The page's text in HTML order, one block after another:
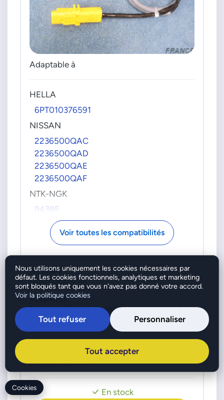
Adaptable à
HELLA
6PT010376591
NISSAN
2236500QAC
2236500QAD
2236500QAE
2236500QAF
NTK-NGK
94385
RN136JCWE
OPEL
RENAULT
8200491543
8200581018
8200640532
8200941746
Voir toutes les compatibilités
En stock
NISSAN
Qashqai X-Trail
RENAULT
Espace 4 Grand-Scenic Koleos Laguna 2
Laguna 3 Latitude
Moteur : 20c DCI 05>
L cable 530 mm
Cookies
Nous utilisons uniquement les cookies nécessaires par
défaut. Les cookies fonctionnels, analytiques et marketing
sont bloqués tant que vous n'avez pas donné votre accord.
Voir la politique cookies
Tout refuser Personnaliser
Tout accepter